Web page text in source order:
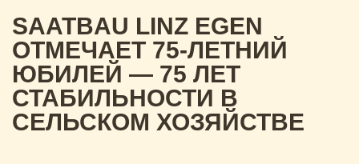
SAATBAU LINZ EGEN
ОТМЕЧАЕТ 75-ЛЕТНИЙ
ЮБИЛЕЙ — 75 ЛЕТ
СТАБИЛЬНОСТИ В
СЕЛЬСКОМ ХОЗЯЙСТВЕ